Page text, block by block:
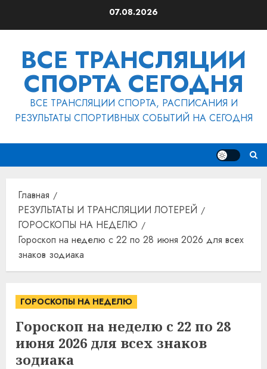
07.08.2026
ВСЕ ТРАНСЛЯЦИИ
СПОРТА СЕГОДНЯ
ВСЕ ТРАНСЛЯЦИИ СПОРТА, РАСПИСАНИЯ И
РЕЗУЛЬТАТЫ СПОРТИВНЫХ СОБЫТИЙ НА СЕГОДНЯ
Главная
РЕЗУЛЬТАТЫ И ТРАНСЛЯЦИИ ЛОТЕРЕЙ
ГОРОСКОПЫ НА НЕДЕЛЮ
Гороскоп на неделю с 22 по 28 июня 2026 для всех
знаков зодиака
ГОРОСКОПЫ НА НЕДЕЛЮ
Гороскоп на неделю с 22 по 28
июня 2026 для всех знаков
зодиака